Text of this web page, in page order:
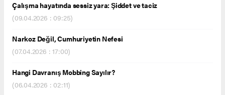
Çalışma hayatında sessiz yara: Şiddet ve taciz
(09.04.2026 : 09:25)
Narkoz Değil, Cumhuriyetin Nefesi
(07.04.2026 : 17:00)
Hangi Davranış Mobbing Sayılır?
(06.04.2026 : 02:11)